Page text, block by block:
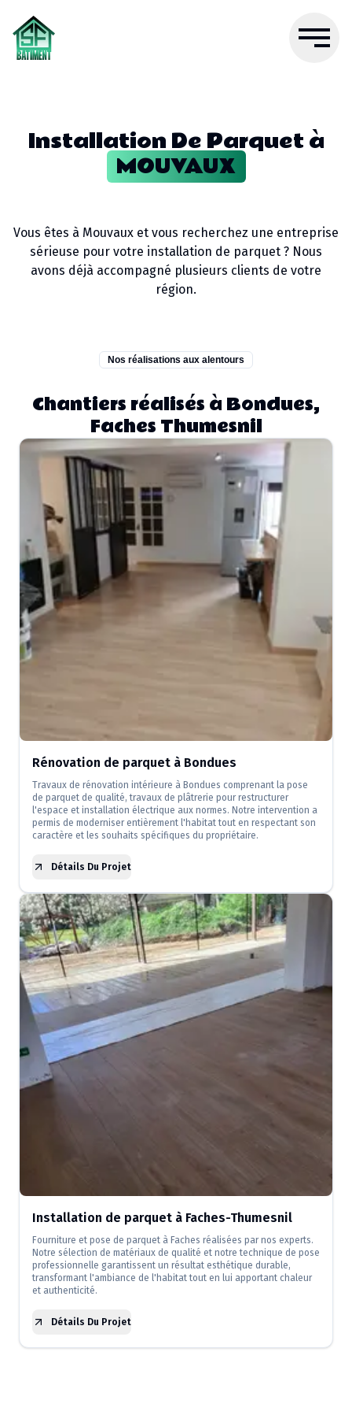
Installation De Parquetà
MOUVAUX
Vous êtes à Mouvaux et vous recherchez une entreprise
sérieuse pour votre installation de parquet ? Nous
avons déjà accompagné plusieurs clients de votre
région.
Nos réalisations aux alentours
Chantiers réalisés à Bondues,
Faches Thumesnil
Rénovation de parquet à Bondues
Travaux de rénovation intérieure à Bondues comprenant la pose
de parquet de qualité, travaux de plâtrerie pour restructurer
l'espace et installation électrique aux normes. Notre intervention a
permis de moderniser entièrement l'habitat tout en respectant son
caractère et les souhaits spécifiques du propriétaire.
Détails Du Projet
Installation de parquet à Faches-Thumesnil
Fourniture et pose de parquet à Faches réalisées par nos experts.
Notre sélection de matériaux de qualité et notre technique de pose
professionnelle garantissent un résultat esthétique durable,
transformant l'ambiance de l'habitat tout en lui apportant chaleur
et authenticité.
Détails Du Projet